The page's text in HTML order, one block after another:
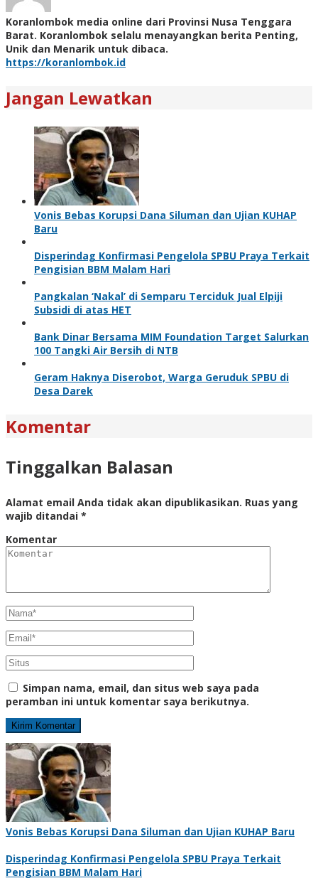
Koranlombok media online dari Provinsi Nusa Tenggara
Barat. Koranlombok selalu menayangkan berita Penting,
Unik dan Menarik untuk dibaca.
https://koranlombok.id
Jangan Lewatkan
Vonis Bebas Korupsi Dana Siluman dan Ujian KUHAP
Baru
Disperindag Konfirmasi Pengelola SPBU Praya Terkait
Pengisian BBM Malam Hari
Pangkalan ‘Nakal’ di Semparu Terciduk Jual Elpiji
Subsidi di atas HET
Bank Dinar Bersama MIM Foundation Target Salurkan
100 Tangki Air Bersih di NTB
Geram Haknya Diserobot, Warga Geruduk SPBU di
Desa Darek
Komentar
Tinggalkan Balasan
Alamat email Anda tidak akan dipublikasikan. Ruas yang
wajib ditandai *
Komentar
Simpan nama, email, dan situs web saya pada
peramban ini untuk komentar saya berikutnya.
Vonis Bebas Korupsi Dana Siluman dan Ujian KUHAP Baru
Disperindag Konfirmasi Pengelola SPBU Praya Terkait
Pengisian BBM Malam Hari